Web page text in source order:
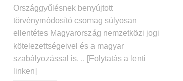
Országgyűlésnek benyújtott
törvénymódosító csomag súlyosan
ellentétes Magyarország nemzetközi jogi
kötelezettségeivel és a magyar
szabályozással is. .. [Folytatás a lenti
linken]